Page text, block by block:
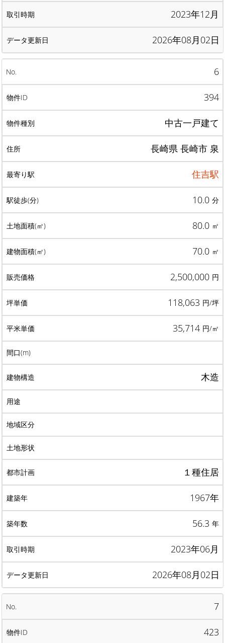
2023年12月
2026年08月02日
6
394
中古一戸建て
長崎県 長崎市 泉
住吉駅
10.0 分
80.0 ㎡
70.0 ㎡
2,500,000 円
118,063 円/坪
35,714 円/㎡
木造
１種住居
1967年
56.3 年
2023年06月
2026年08月02日
7
423